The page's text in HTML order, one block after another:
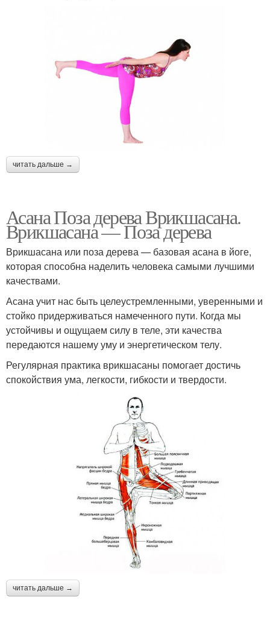
читать дальше →
Асана Поза дерева Врикшасана.
Врикшасана — Поза дерева
Врикшасана или поза дерева — базовая асана в йоге,
которая способна наделить человека самыми лучшими
качествами.
Асана учит нас быть целеустремленными, уверенными и
стойко придерживаться намеченного пути. Когда мы
устойчивы и ощущаем силу в теле, эти качества
передаются нашему уму и энергетическом телу.
Регулярная практика врикшасаны помогает достичь
спокойствия ума, легкости, гибкости и твердости.
читать дальше →